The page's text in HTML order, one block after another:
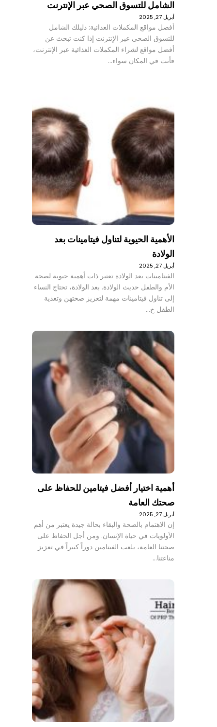
الشامل للتسوق الصحي عبر الإنترنت
أبريل 27, 2025
أفضل مواقع المكملات الغذائية: دليلك الشامل
للتسوق الصحي عبر الإنترنت إذا كنت تبحث عن
أفضل مواقع لشراء المكملات الغذائية عبر الإنترنت،
فأنت في المكان سواء…
الأهمية الحيوية لتناول فيتامينات بعد
الولادة
أبريل 27, 2025
الفيتامينات بعد الولادة تعتبر ذات أهمية حيوية لصحة
الأم والطفل حديث الولادة. بعد الولادة، تحتاج النساء
إلى تناول فيتامينات مهمة لتعزيز صحتهن وتغذية
الطفل خ…
أهمية اختيار أفضل فيتامين للحفاظ على
صحتك العامة
أبريل 27, 2025
إن الاهتمام بالصحة والبقاء بحالة جيدة يعتبر من أهم
الأولويات في حياة الإنسان. ومن أجل الحفاظ على
صحتنا العامة، يلعب الفيتامين دوراً كبيراً في تعزيز
مناعتنا…